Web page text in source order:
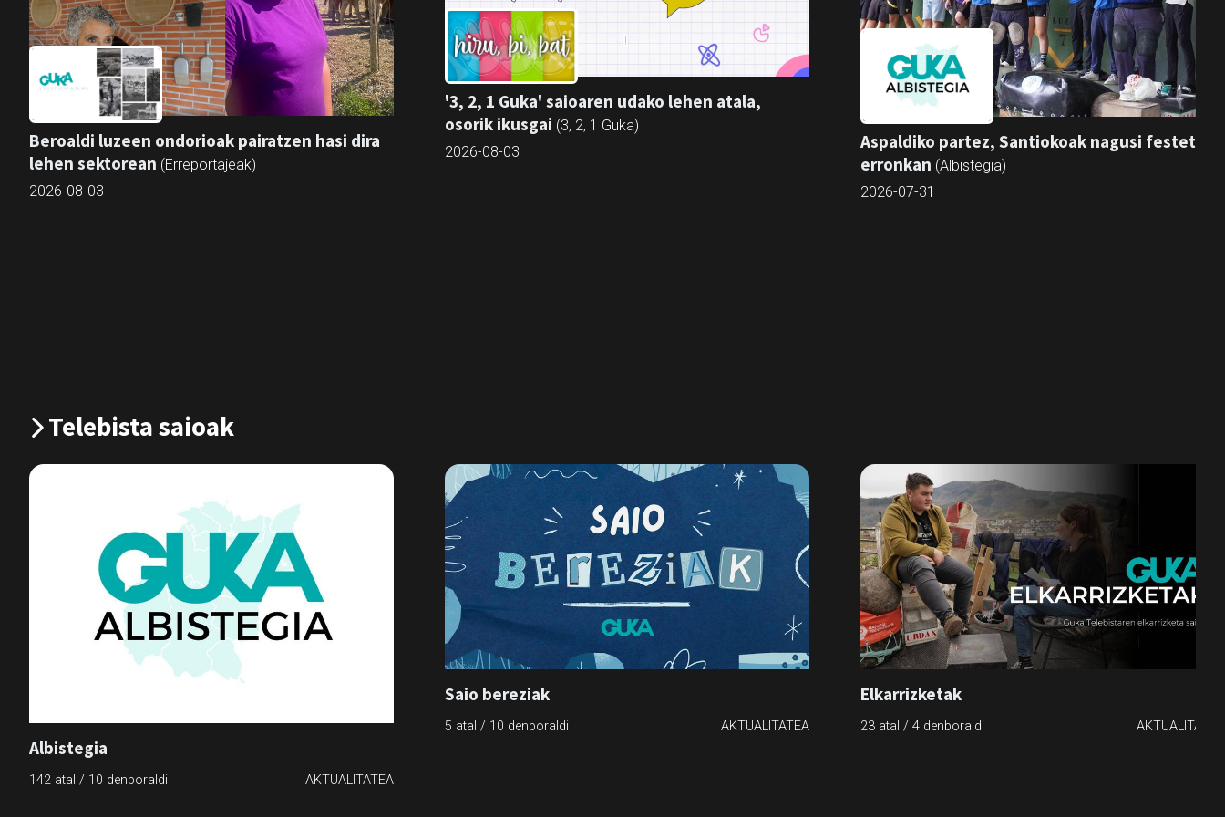
Beroaldi luzeen ondorioak pairatzen hasi dira
lehen sektorean (Erreportajeak)
2026-08-03
'3, 2, 1 Guka' saioaren udako lehen atala,
osorik ikusgai (3, 2, 1 Guka)
2026-08-03
Aspaldiko partez, Santiokoak nagusi festetako
erronkan (Albistegia)
2026-07-31
Telebista saioak
Albistegia
142 atal / 10 denboraldi AKTUALITATEA
Saio bereziak
5 atal / 10 denboraldi AKTUALITATEA
Elkarrizketak
23 atal / 4 denboraldi AKTUALITATEA